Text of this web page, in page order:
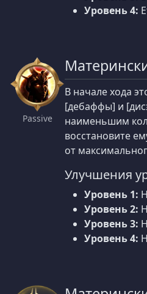
Уровень 4:
Passive
В начале хода
[дебаффы] и
наименьшим
восстановите
от
Улучшения
Уровень 1:
Уровень 2:
Уровень 3:
Уровень 4: